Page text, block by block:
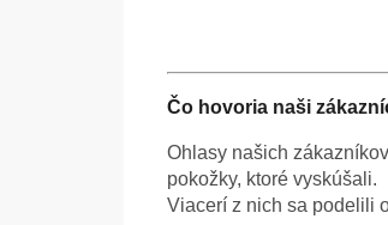
Čo hovoria naši
Ohlasy našich
pokožky, ktoré vyskúšali.
Viacerí z nich sa podelili